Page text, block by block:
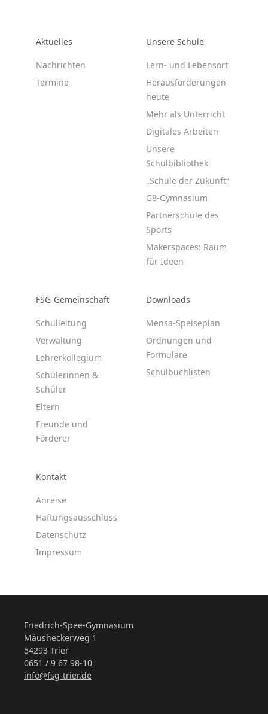
Aktuelles
Nachrichten
Termine
Unsere Schule
Lern- und Lebensort
Herausforderungen
heute
Mehr als Unterricht
Digitales Arbeiten
Unsere
Schulbibliothek
„Schule der Zukunft“
G8-Gymnasium
Partnerschule des
Sports
Makerspaces: Raum
für Ideen
FSG-Gemeinschaft
Schulleitung
Verwaltung
Lehrerkollegium
Schülerinnen &
Schüler
Eltern
Freunde und
Förderer
Downloads
Mensa-Speiseplan
Ordnungen und
Formulare
Schulbuchlisten
Kontakt
Anreise
Haftungsausschluss
Datenschutz
Impressum
Friedrich-Spee-Gymnasium
Mäusheckerweg 1
54293 Trier
0651 / 9 67 98-10
info@fsg-trier.de